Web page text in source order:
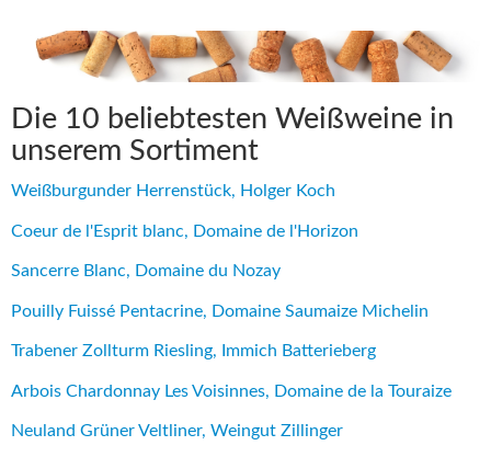
Die 10 beliebtesten Weißweine in
unserem Sortiment
Weißburgunder Herrenstück, Holger Koch
Coeur de l'Esprit blanc, Domaine de l'Horizon
Sancerre Blanc, Domaine du Nozay
Pouilly Fuissé Pentacrine, Domaine Saumaize Michelin
Trabener Zollturm Riesling, Immich Batterieberg
Arbois Chardonnay Les Voisinnes, Domaine de la Touraize
Neuland Grüner Veltliner, Weingut Zillinger